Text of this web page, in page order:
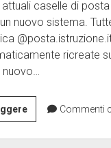
caselle di posta
nuovo sistema.
ricreate
nuovo…
Scuola:
per
docenti
Commenti